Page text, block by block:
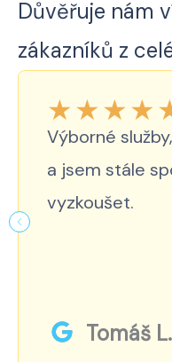
Důvěřuje nám
zákazníků z
★★★★
Výborné
a jsem stále
vyzkoušet.
Tomáš L.